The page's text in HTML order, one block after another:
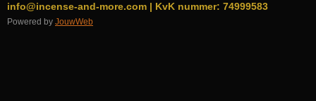
info@incense-and-more.com | KvK nummer: 74999583
Powered by JouwWeb